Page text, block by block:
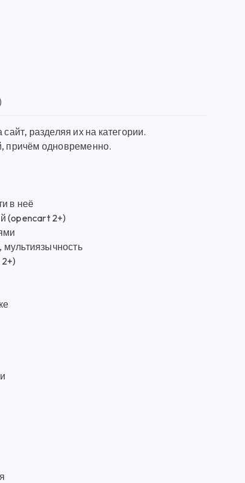
разделяя их на категории.
причём одновременно.
в неё
(opencart 2+)
мультиязычность